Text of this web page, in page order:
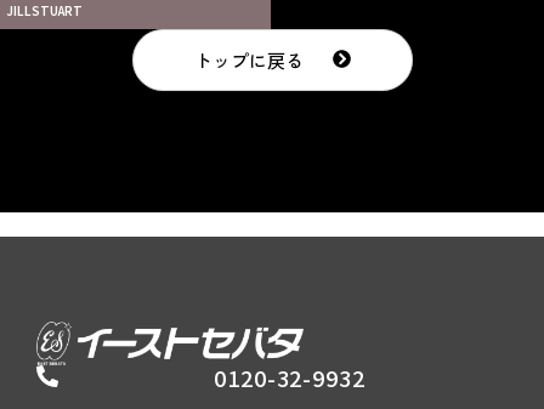
JILLSTUART
トップに戻る
0120-32-9932